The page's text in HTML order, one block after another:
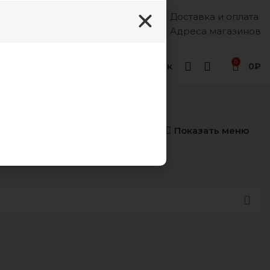
Доставка и оплата
Адреса магазинов
Геленджик 0 0₽
Показать меню